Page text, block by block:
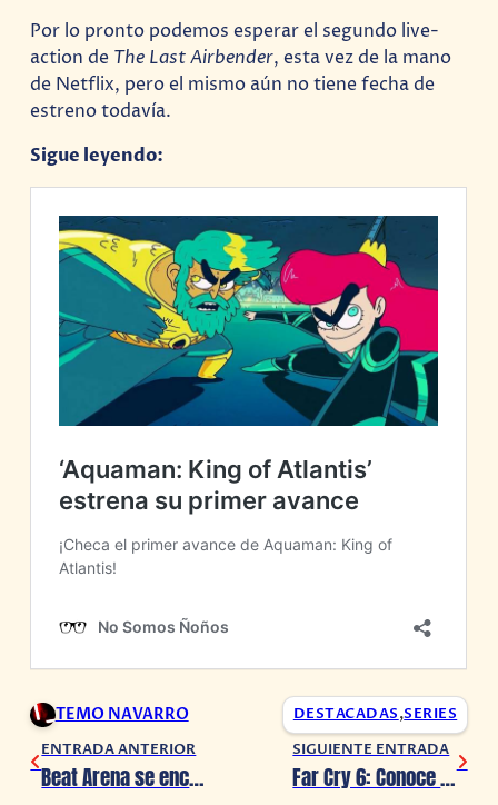
Por lo pronto podemos esperar el segundo live-
action de The Last Airbender, esta vez de la mano
de Netflix, pero el mismo aún no tiene fecha de
estreno todavía.
Sigue leyendo:
TEMO NAVARRO DESTACADAS,SERIES
ENTRADA ANTERIOR
Beat Arena se encuentra disponible para dispositivos RV en Steam
SIGUIENTE ENTRADA
Far Cry 6: Conoce los detalles post-lanzamiento del nuevo juego de Ubisoft